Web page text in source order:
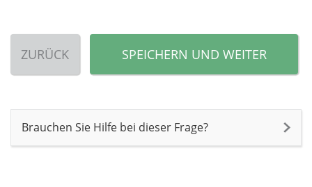
ZURÜCK SPEICHERN UND WEITER
Brauchen Sie Hilfe bei dieser Frage?